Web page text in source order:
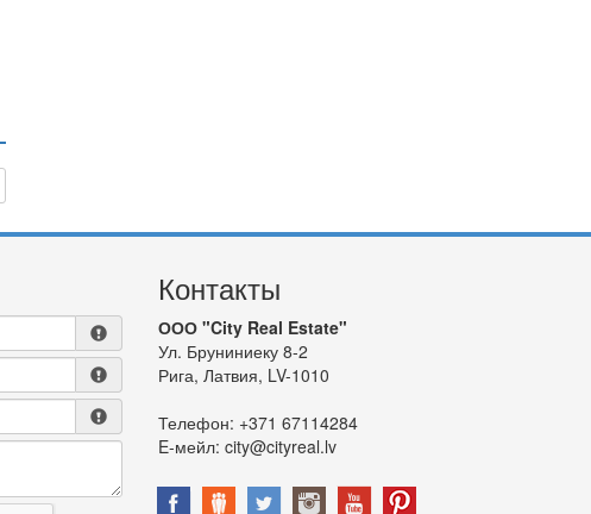
Контакты
ООО "City Real Estate"
Ул. Бруниниеку 8-2
Рига, Латвия, LV-1010
Телефон: +371 67114284
E-мейл: city@cityreal.lv